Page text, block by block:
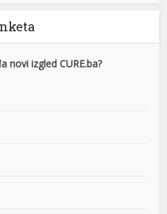
novi izgled CURE.ba?